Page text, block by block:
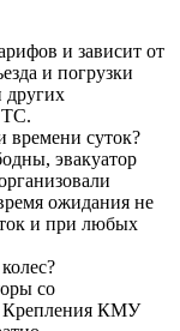
и зависит от
и погрузки
других
ТС.
времени суток?
эвакуатор
ожидания не
и при любых
со
Крепления КМУ